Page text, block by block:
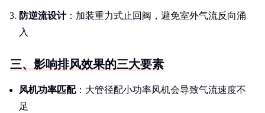
防逆流设计：加装重力式止回阀，避免室外气流反向涌
入
三、影响排风效果的三大要素
风机功率匹配：大管径配小功率风机会导致气流速度不
足